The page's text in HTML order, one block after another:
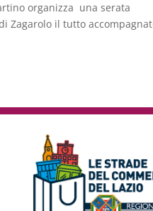
organizza una serata
Zagarolo il tutto